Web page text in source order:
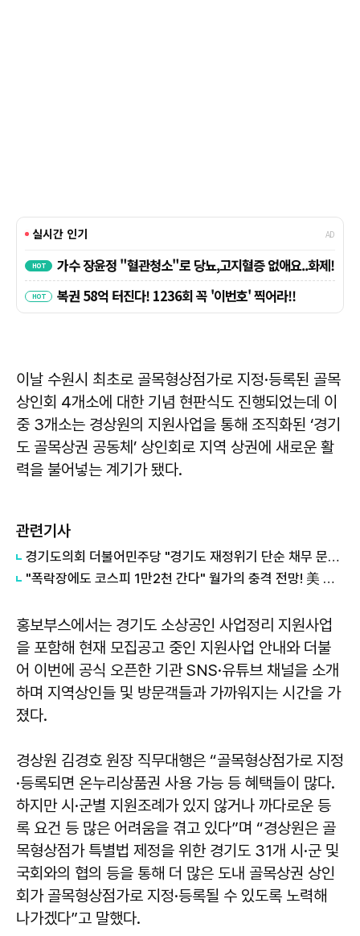
이날 수원시 최초로 골목형상점가로 지정·등록된 골목
상인회 4개소에 대한 기념 현판식도 진행되었는데 이
중 3개소는 경상원의 지원사업을 통해 조직화된 ‘경기
도 골목상권 공동체’ 상인회로 지역 상권에 새로운 활
력을 불어넣는 계기가 됐다.
관련기사
경기도의회 더불어민주당 "경기도 재정위기 단순 채무 문제 아냐"...세수체계 개편 논의
"폭락장에도 코스피 1만2천 간다" 월가의 충격 전망! 美 반도체 15% 관세 폭탄·7조 빚 경기도 세수 전쟁까지
홍보부스에서는 경기도 소상공인 사업정리 지원사업
을 포함해 현재 모집공고 중인 지원사업 안내와 더불
어 이번에 공식 오픈한 기관 SNS·유튜브 채널을 소개
하며 지역상인들 및 방문객들과 가까워지는 시간을 가
졌다.
경상원 김경호 원장 직무대행은 “골목형상점가로 지정
·등록되면 온누리상품권 사용 가능 등 혜택들이 많다.
하지만 시·군별 지원조례가 있지 않거나 까다로운 등
록 요건 등 많은 어려움을 겪고 있다”며 “경상원은 골
목형상점가 특별법 제정을 위한 경기도 31개 시·군 및
국회와의 협의 등을 통해 더 많은 도내 골목상권 상인
회가 골목형상점가로 지정·등록될 수 있도록 노력해
나가겠다”고 말했다.